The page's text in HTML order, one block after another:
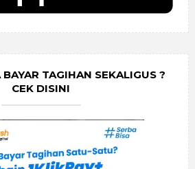
TAGIHAN SEKALIGUS ?
CEK DISINI